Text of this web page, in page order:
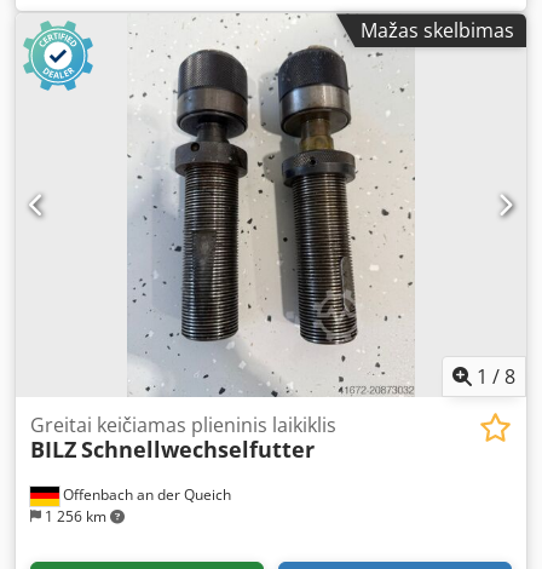
machines, lathes, and milling machines. Suitable for both
horizontal and vertical use. Manufacturer: BILZ, Origin
Germany Model: DSPL 30-MK4 • With Morse taper shank
and transverse drive tang according to DIN 228 B •
Equipped with patented double clamping chuck (clamps
both shank and square) Crjdpfjwimm Njx Aphsf • Elastic
axial length compensation for push and pull • Axis-parallel
oscillating mechanism and elastic length compensation for
cutting precise and true-running threads • Suitable for
right-hand and left-hand operation Technical Data:
Suitable thread size: M 14 – 30 Morse taper size: MK 4
Clamping range diameter min.: 11 mm Clamping range
diameter max.: 23 mm Axial length compensation: 30 mm
Overhang length: 230 mm Axis-parallel compensation: 2
mm Weight: 12 kg Siegfried Volz Werkzeugmaschinen
Rüschebrinkstr. 151-153 DE - 44143 Dortmund - Wambel
Mažas skelbimas
1 /8
Offenbach an der Queich
1 256 km
Greitai keičiamas plieninis laikiklis
BILZSchnellwechselfutter